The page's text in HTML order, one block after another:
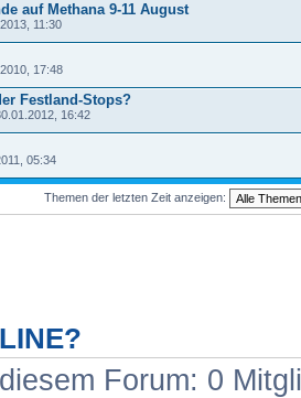
auf Methana 9-11 August
11:30
17:48
Festland-Stops?
16:42
05:34
Themen der letzten Zeit anzeigen:
Forum: 0